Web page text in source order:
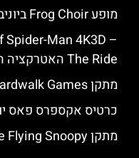
מופע Frog Choir ביוניברסל יפן
Man 4K3D –
The Ride האטרקציה הכי מפורסמת של יוניברסל יפן
מתקן Amity Boardwalk Games ביוניברסל יפן
כרטיס אקספרס פאס
מתקן The Flying Snoopy ביוניברסל יפן